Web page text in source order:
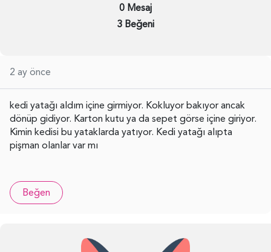
0 Mesaj
3 Beğeni
2 ay önce
kedi yatağı aldım içine girmiyor. Kokluyor bakıyor ancak
dönüp gidiyor. Karton kutu ya da sepet görse içine giriyor.
Kimin kedisi bu yataklarda yatıyor. Kedi yatağı alıpta
pişman olanlar var mı
Beğen